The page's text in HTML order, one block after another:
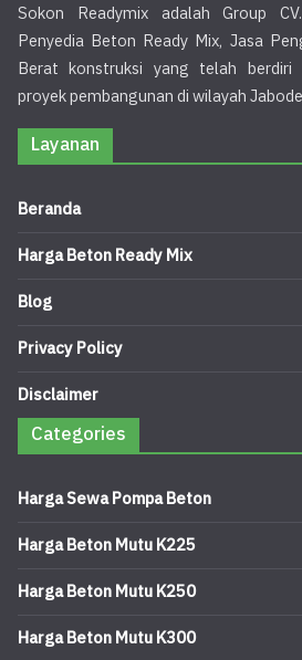
Sokon Readymix adalah Group
Penyedia Beton Ready Mix, Jasa
Berat konstruksi yang telah berdiri
proyek pembangunan di wilayah
Layanan
Beranda
Harga Beton Ready Mix
Blog
Privacy Policy
Disclaimer
Categories
Harga Sewa Pompa Beton
Harga Beton Mutu K225
Harga Beton Mutu K250
Harga Beton Mutu K300